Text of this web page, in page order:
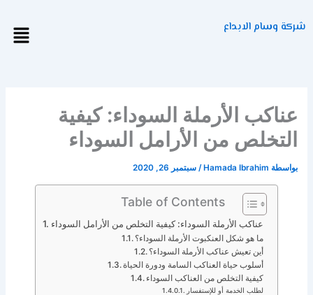
إلىشركة وسام الابداع
عناكب الأرملة السوداء: كيفية
التخلص من الأرامل السوداء
بواسطة Hamada Ibrahim
/سبتمبر 26, 2020
Table of Contents
عناكب الأرملة السوداء: كيفية التخلص من الأرامل السوداء
ما هو شكل العنكبوت الأرملة السوداء؟
أين تعيش عناكب الأرملة السوداء؟
أسلوب حياة العناكب السامة ودورة الحياة
كيفية التخلص من العناكب السوداء
لطلب الخدمة أو للإستفسار